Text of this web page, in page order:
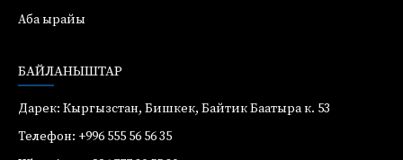
Аба ырайы
БАЙЛАНЫШТАР
Дарек: Кыргызстан, Бишкек, Байтик Баатыра к. 53
Телефон: +996 555 56 56 35